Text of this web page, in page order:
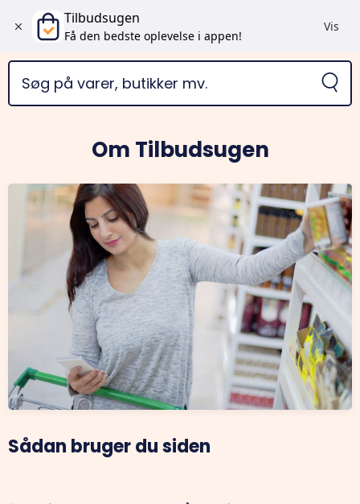
Om Tilbudsugen
Sådan bruger du siden
Tilbudsugen
Få den bedste oplevelse i appen!
Vis